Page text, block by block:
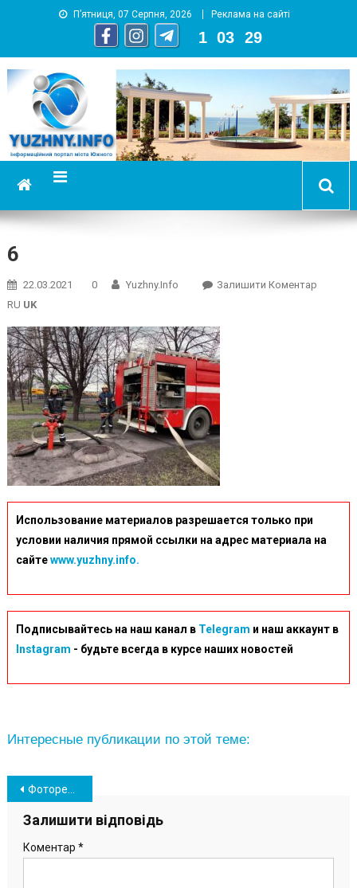
П’ятниця, 07 Серпня, 2026 Реклама на сайті
1 03 30
YUZHNY.INFO
информационный портал города Южный
6
22.03.2021 0 Yuzhny.info Залишити КоментарOn
RU UK
Использование материалов разрешается только при
условии наличия прямой ссылки на адрес материала на
сайтеwww.yuzhny.info.
Подписывайтесь на наш канал в Telegram и наш аккаунт в
Instagram - будьте всегда в курсе наших новостей
Интересные публикации по этой теме:
Навігація
записів
Фоторепортаж. В порту «Южный» тренировались тушить условные пожары
Залишити відповідь
Коментар *